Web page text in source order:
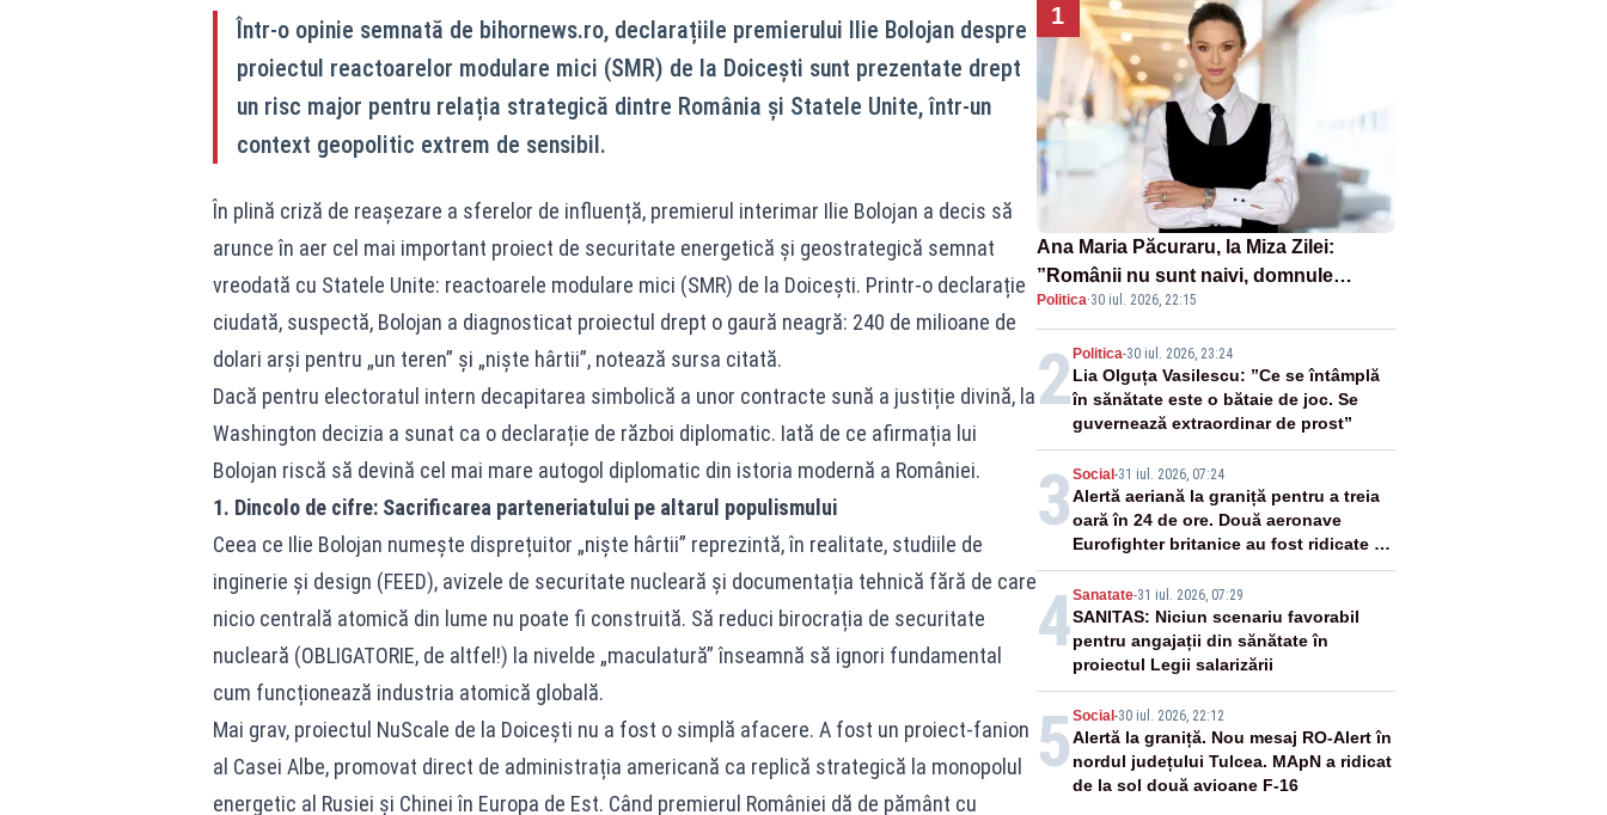
Într-o opinie semnată de bihornews.ro, declarațiile premierului Ilie Bolojan despre
proiectul reactoarelor modulare mici (SMR) de la Doicești sunt prezentate drept
un risc major pentru relația strategică dintre România și Statele Unite, într-un
context geopolitic extrem de sensibil.
În plină criză de reașezare a sferelor de influență, premierul interimar Ilie Bolojan a decis să
arunce în aer cel mai important proiect de securitate energetică și geostrategică semnat
vreodată cu Statele Unite: reactoarele modulare mici (SMR) de la Doicești. Printr-o declarație
ciudată, suspectă, Bolojan a diagnosticat proiectul drept o gaură neagră: 240 de milioane de
dolari arși pentru „un teren” și „niște hârtii”, notează sursa citată.
Dacă pentru electoratul intern decapitarea simbolică a unor contracte sună a justiție divină, la
Washington decizia a sunat ca o declarație de război diplomatic. Iată de ce afirmația lui
Bolojan riscă să devină cel mai mare autogol diplomatic din istoria modernă a României.
1. Dincolo de cifre: Sacrificarea parteneriatului pe altarul populismului
Ceea ce Ilie Bolojan numește disprețuitor „niște hârtii” reprezintă, în realitate, studiile de
inginerie și design (FEED), avizele de securitate nucleară și documentația tehnică fără de care
nicio centrală atomică din lume nu poate fi construită. Să reduci birocrația de securitate
nucleară (OBLIGATORIE, de altfel!) la nivelde „maculatură” înseamnă să ignori fundamental
cum funcționează industria atomică globală.
Mai grav, proiectul NuScale de la Doicești nu a fost o simplă afacere. A fost un proiect-fanion
al Casei Albe, promovat direct de administrația americană ca replică strategică la monopolul
energetic al Rusiei și Chinei în Europa de Est. Când premierul României dă de pământ cu
1
Ana Maria Păcuraru, la Miza Zilei:
”Românii nu sunt naivi, domnule
premier Bolojan”
Politica·30 iul. 2026, 22:15
2 Politica-30 iul. 2026, 23:24
Lia Olguța Vasilescu: ”Ce se întâmplă
în sănătate este o bătaie de joc. Se
guvernează extraordinar de prost”
3 Social -31 iul. 2026, 07:24
Alertă aeriană la graniță pentru a treia
oară în 24 de ore. Două aeronave
Eurofighter britanice au fost ridicate de
la sol
4Sanatate-31 iul. 2026, 07:29
SANITAS: Niciun scenariu favorabil
pentru angajații din sănătate în
proiectul Legii salarizării
5 Social -30 iul. 2026, 22:12
Alertă la graniță. Nou mesaj RO-Alert în
nordul județului Tulcea. MApN a ridicat
de la sol două avioane F-16